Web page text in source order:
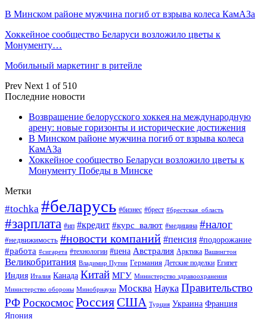
В Минском районе мужчина погиб от взрыва колеса КамАЗа
Хоккейное сообщество Беларуси возложило цветы к
Монументу…
Мобильный маркетинг в ритейле
Prev Next 1 of 510
Последние новости
Возвращение белорусского хоккея на международную
арену: новые горизонты и исторические достижения
В Минском районе мужчина погиб от взрыва колеса
КамАЗа
Хоккейное сообщество Беларуси возложило цветы к
Монументу Победы в Минске
Метки
#tochka #беларусь #бизнес #брест #брестская_область
#зарплата #ип #кредит #курс_валют #медицина #налог
#недвижимость #новости компаний #пенсия #подорожание
#работа #сигарета #технологии #цена Австралия Арктика Вашингтон
Великобритания Владимир Путин Германия Детские поделки Египет
Индия Италия Канада Китай МГУ Министерство здравоохранения
Министерство обороны Минобрнауки Москва Наука Правительство
РФРоскосмосРоссияСША Турция Украина Франция
Япония